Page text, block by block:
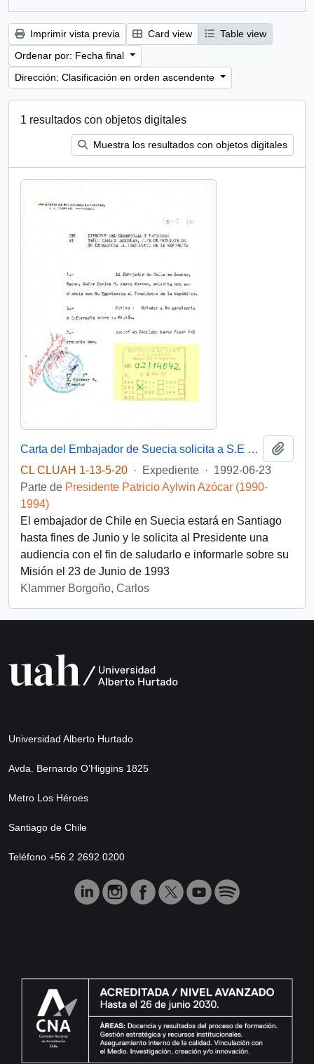
Imprimir vista previa Card view
Table view
Ordenar por: Fecha final
Dirección: Clasificación en orden ascendente
1 resultados con objetos digitales
Muestra los resultados con objetos digitales
Carta del Embajador de Suecia solicita a S.E una audiencia para Junio de 1992
CL CLUAH 1-13-5-20 · Expediente · 1992-06-23
Parte de Presidente Patricio Aylwin Azócar (1990-
1994)
El embajador de Chile en Suecia estará en Santiago
hasta fines de Junio y le solicita al Presidente una
audiencia con el fin de saludarlo e informarle sobre su
Misión el 23 de Junio de 1993
Klammer Borgoño, Carlos
Universidad Alberto Hurtado
Avda. Bernardo O’Higgins 1825
Metro Los Héroes
Santiago de Chile
Teléfono +56 2 2692 0200